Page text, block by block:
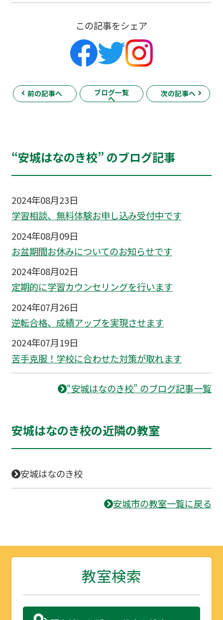
この記事をシェア
前の記事へ ブログ一覧
へ
次の記事へ
“安城はなのき校” のブログ記事
2024年08月23日
学習相談、無料体験お申し込み受付中です
2024年08月09日
お盆期間お休みについてのお知らせです
2024年08月02日
定期的に学習カウンセリングを行います
2024年07月26日
逆転合格、成績アップを実現させます
2024年07月19日
苦手克服！学校に合わせた対策が取れます
“安城はなのき校” のブログ記事一覧
安城はなのき校の近隣の教室
安城はなのき校
安城市の教室一覧に戻る
教室検索